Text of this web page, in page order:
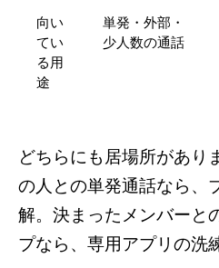
向い
てい
る用
途
単発・外部・
少人数の通話
どちらにも居場所があり
の人との単発通話なら、
解。決まったメンバーと
プなら、専用アプリの洗